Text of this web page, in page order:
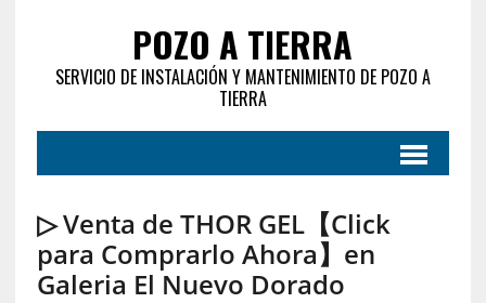
POZO A TIERRA
SERVICIO DE INSTALACIÓN Y MANTENIMIENTO DE POZO A
TIERRA
▷ Venta de THOR GEL【Click
para Comprarlo Ahora】en
Galeria El Nuevo Dorado